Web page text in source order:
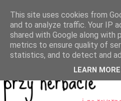
This site uses cookies from
and to analyze traffic. Your IP
shared with Google along with
metrics to ensure quality of
statistics, and to detect and
LEARN MORE